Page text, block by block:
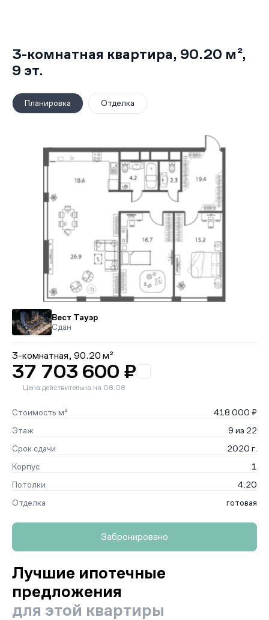
3-комнатная квартира, 90.20 м²,
9 эт.
Планировка Отделка
Вест Тауэр
Сдан
3-комнатная, 90.20 м²
37 703 600 ₽
Цена действительна на 08.08
Стоимость м²
418 000 ₽
Этаж
9 из 22
Срок сдачи
2020 г.
Корпус
1
Потолки
4.20
Отделка
готовая
Забронировано
Лучшие ипотечные
предложения
для этой квартиры